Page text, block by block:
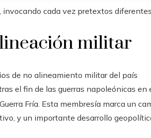
invocando cada vez pretextos
militar
de no alineamiento militar del país
el fin de las guerras napoleónicas en
Fría. Esta membresía marca un
y un importante desarrollo